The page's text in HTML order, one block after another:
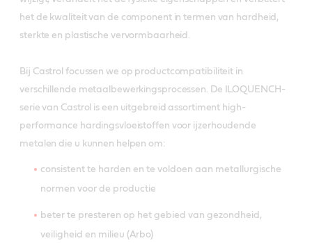
het de kwaliteit van de component in termen van hardheid,
sterkte en plastische vervormbaarheid.
Bij Castrol focussen we op productcompatibiliteit in
verschillende metaalbewerkingsprocessen. De ILOQUENCH-
serie van Castrol is een uitgebreid assortiment high-
performance hardingsvloeistoffen voor ijzerhoudende
metalen die u kunnen helpen om:
consistent te harden en te voldoen aan metallurgische
normen voor de productie
beter te presteren op het gebied van gezondheid,
veiligheid en milieu (Arbo)